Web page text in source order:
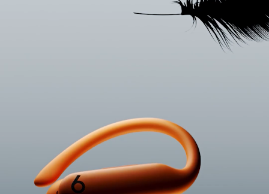
Powerbeats Pro 2 está hecho de material
de origen vegetal obtenido de fibras
13